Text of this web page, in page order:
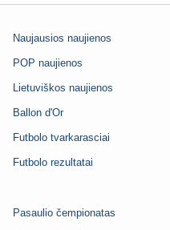
Naujausios naujienos
POP naujienos
Lietuviškos naujienos
Ballon d'Or
Futbolo tvarkarasciai
Futbolo rezultatai
Pasaulio čempionatas